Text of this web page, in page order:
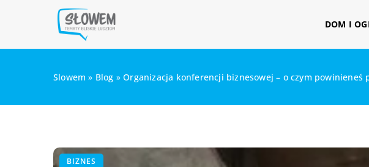
DOM I
Slowem » Blog »Organizacja konferencji biznesowej – o czym powinieneś
BIZNES